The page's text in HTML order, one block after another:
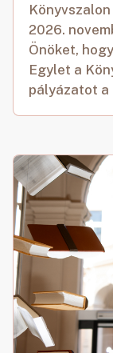
2026.
Önöket,
Egylet a
pályázatot a